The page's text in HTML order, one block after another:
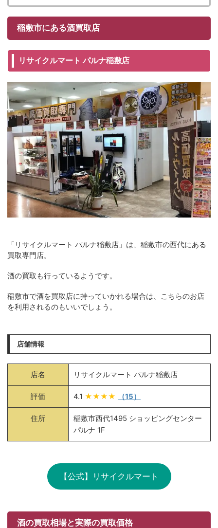
稲敷市にある酒買取店
リサイクルマート パルナ稲敷店
「リサイクルマート パルナ稲敷店」は、稲敷市の西代にある
買取専門店。
酒の買取も行っているようです。
稲敷市で酒を買取店に持っていかれる場合は、こちらのお店
を利用されるのもいいでしょう。
店舗情報
店名 リサイクルマート パルナ稲敷店
評価 4.1 ★★★★ （15）
住所
稲敷市西代1495 ショッピングセンター
パルナ 1F
【公式】リサイクルマート
酒の買取相場と実際の買取価格